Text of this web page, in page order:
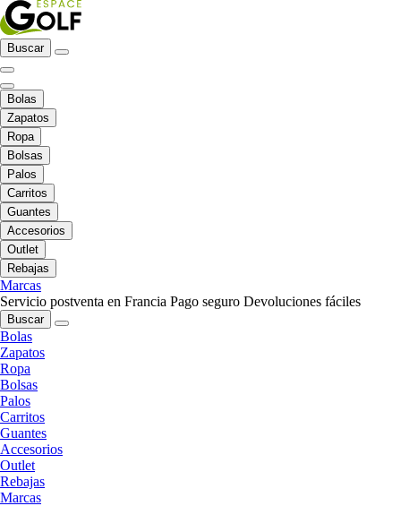
Buscar
Bolas
Zapatos
Ropa
Bolsas
Palos
Carritos
Guantes
Accesorios
Outlet
Rebajas
Marcas
Servicio postventa en Francia Pago seguro Devoluciones fáciles
Buscar
Bolas
Zapatos
Ropa
Bolsas
Palos
Carritos
Guantes
Accesorios
Outlet
Rebajas
Marcas